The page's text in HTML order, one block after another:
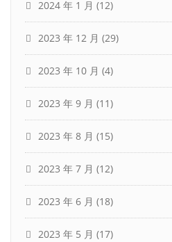
2024 年 1 月 (12)
2023 年 12 月 (29)
2023 年 10 月 (4)
2023 年 9 月 (11)
2023 年 8 月 (15)
2023 年 7 月 (12)
2023 年 6 月 (18)
2023 年 5 月 (17)